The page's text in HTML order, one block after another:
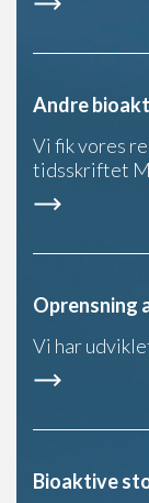
Andre
Vi fik vores
tidsskriftet
Oprensning
Vi har
Bioaktive